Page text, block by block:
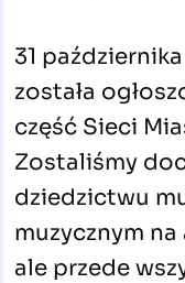
31
została
część Sieci
Zostaliśmy
dziedzictwu
muzycznym
ale przede